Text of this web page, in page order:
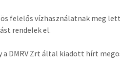
felelős vízhasználatnak meg
rendelek el.
a DMRV Zrt által kiadott hírt